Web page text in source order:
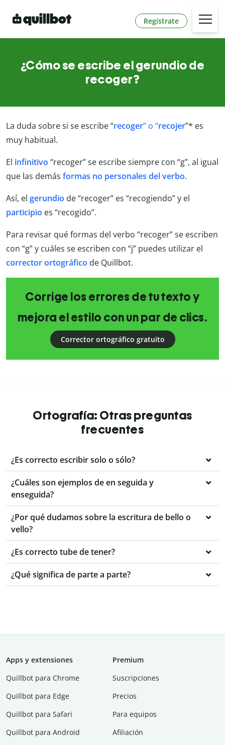
Regístrate
¿Cómo se escribe el gerundio de
recoger?
La duda sobre si se escribe “recoger” o “recojer”* es
muy habitual.
El infinitivo “recoger” se escribe siempre con “g”, al igual
que las demás formas no personales delverbo.
Así, el gerundio de “recoger” es “recogiendo” y el
participio es “recogido”.
Para revisar qué formas del verbo “recoger” se escriben
con “g” y cuáles se escriben con “j” puedes utilizar el
corrector ortográfico de Quillbot.
Corrige los errores de tu texto y
mejora el estilo con un par de clics.
Corrector ortográfico gratuito
Ortografía: Otras preguntas
frecuentes
¿Es correcto escribir solo o sólo?
¿Cuáles son ejemplos de en seguida y
enseguida?
¿Por qué dudamos sobre la escritura de bello o
vello?
¿Es correcto tube de tener?
¿Qué significa de parte a parte?
Apps y extensiones
Quillbot para Chrome
Quillbot para Edge
Quillbot para Safari
Quillbot para Android
Premium
Suscripciones
Precios
Para equipos
Afiliación